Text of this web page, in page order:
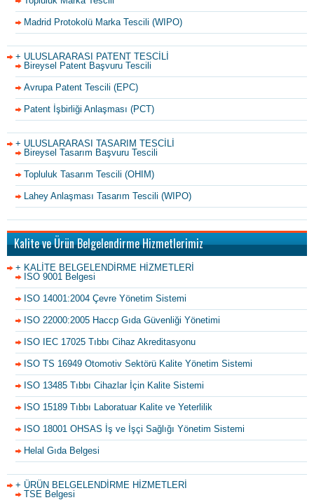
Madrid Protokolü Marka Tescili (WIPO)
+ ULUSLARARASI PATENT TESCİLİ
Bireysel Patent Başvuru Tescili
Avrupa Patent Tescili (EPC)
Patent İşbirliği Anlaşması (PCT)
+ ULUSLARARASI TASARIM TESCİLİ
Bireysel Tasarım Başvuru Tescili
Topluluk Tasarım Tescili (OHIM)
Lahey Anlaşması Tasarım Tescili (WIPO)
Kalite ve Ürün Belgelendirme Hizmetlerimiz
+ KALİTE BELGELENDİRME HİZMETLERİ
ISO 9001 Belgesi
ISO 14001:2004 Çevre Yönetim Sistemi
ISO 22000:2005 Haccp Gıda Güvenliği Yönetimi
ISO IEC 17025 Tıbbı Cihaz Akreditasyonu
ISO TS 16949 Otomotiv Sektörü Kalite Yönetim Sistemi
ISO 13485 Tıbbı Cihazlar İçin Kalite Sistemi
ISO 15189 Tıbbı Laboratuar Kalite ve Yeterlilik
ISO 18001 OHSAS İş ve İşçi Sağlığı Yönetim Sistemi
Helal Gıda Belgesi
+ ÜRÜN BELGELENDİRME HİZMETLERİ
TSE Belgesi